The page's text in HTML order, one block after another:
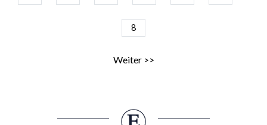
8
Weiter >>